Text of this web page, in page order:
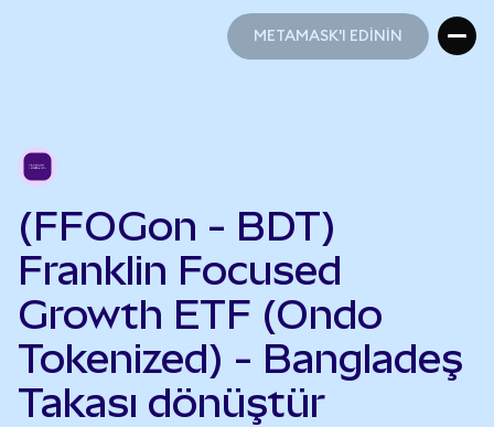
METAMASK'I EDİNİN
(FFOGon - BDT)
Franklin Focused
Growth ETF (Ondo
Tokenized) - Bangladeş
Takası dönüştür